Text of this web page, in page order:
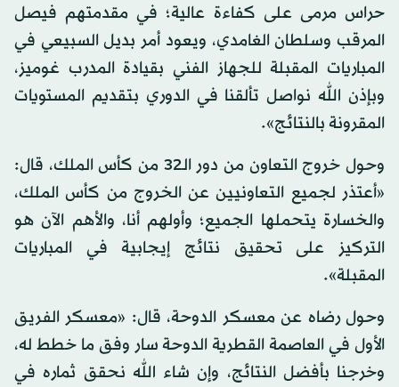
حراس مرمى على كفاءة عالية؛ في مقدمتهم فيصل
المرقب وسلطان الغامدي، ويعود أمر بديل السبيعي في
المباريات المقبلة للجهاز الفني بقيادة المدرب غوميز،
وبإذن الله نواصل تألقنا في الدوري بتقديم المستويات
المقرونة بالنتائج».
وحول خروج التعاون من دور الـ32 من كأس الملك، قال:
«‏‏أعتذر لجميع التعاونيين عن الخروج من كأس الملك،
والخسارة يتحملها الجميع؛ وأولهم أنا، والأهم الآن هو
التركيز على تحقيق نتائج إيجابية في المباريات
المقبلة».
وحول رضاه عن معسكر الدوحة، قال: «معسكر الفريق
الأول في العاصمة القطرية الدوحة سار وفق ما خطط له،
وخرجنا بأفضل النتائج، وإن شاء الله نحقق ثماره في